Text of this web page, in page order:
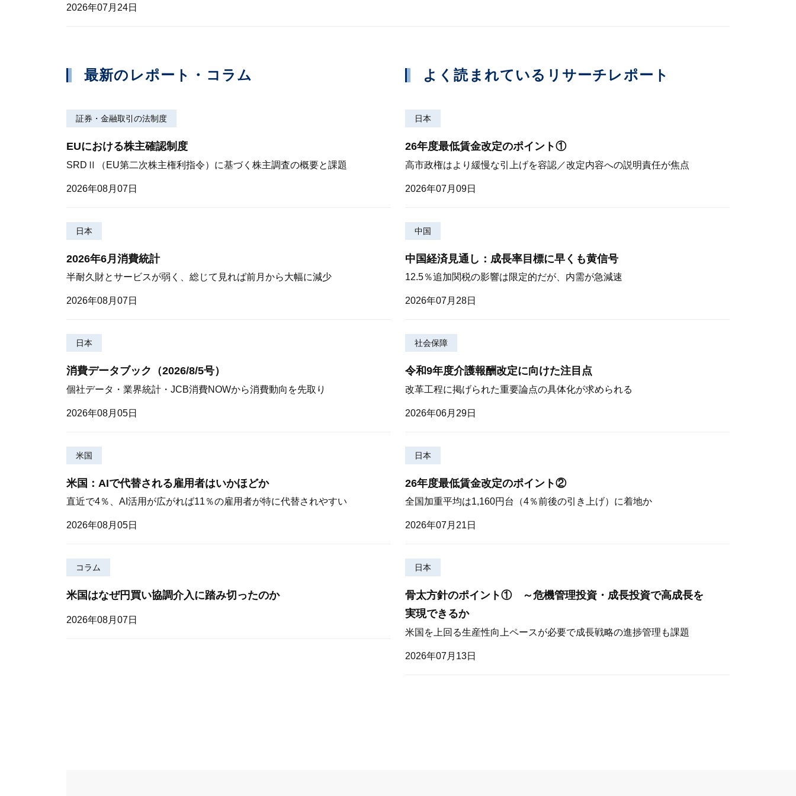
2026年07月24日
最新のレポート・コラム
証券・金融取引の法制度
EUにおける株主確認制度
SRDⅡ（EU第二次株主権利指令）に基づく株主調査の概要と課題
2026年08月07日
日本
2026年6月消費統計
半耐久財とサービスが弱く、総じて見れば前月から大幅に減少
2026年08月07日
日本
消費データブック（2026/8/5号）
個社データ・業界統計・JCB消費NOWから消費動向を先取り
2026年08月05日
米国
米国：AIで代替される雇用者はいかほどか
直近で4％、AI活用が広がれば11％の雇用者が特に代替されやすい
2026年08月05日
コラム
米国はなぜ円買い協調介入に踏み切ったのか
2026年08月07日
よく読まれているリサーチレポート
日本
26年度最低賃金改定のポイント①
高市政権はより緩慢な引上げを容認／改定内容への説明責任が焦点
2026年07月09日
中国
中国経済見通し：成長率目標に早くも黄信号
12.5％追加関税の影響は限定的だが、内需が急減速
2026年07月28日
社会保障
令和9年度介護報酬改定に向けた注目点
改革工程に掲げられた重要論点の具体化が求められる
2026年06月29日
日本
26年度最低賃金改定のポイント②
全国加重平均は1,160円台（4％前後の引き上げ）に着地か
2026年07月21日
日本
骨太方針のポイント① ～危機管理投資・成長投資で高成長を
実現できるか
米国を上回る生産性向上ペースが必要で成長戦略の進捗管理も課題
2026年07月13日